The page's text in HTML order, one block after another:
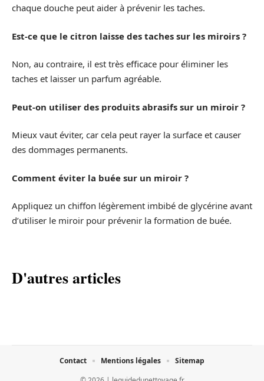
chaque douche peut aider à prévenir les taches.
Est-ce que le citron laisse des taches sur les miroirs ?
Non, au contraire, il est très efficace pour éliminer les
taches et laisser un parfum agréable.
Peut-on utiliser des produits abrasifs sur un miroir ?
Mieux vaut éviter, car cela peut rayer la surface et causer
des dommages permanents.
Comment éviter la buée sur un miroir ?
Appliquez un chiffon légèrement imbibé de glycérine avant
d’utiliser le miroir pour prévenir la formation de buée.
D'autres articles
Contact Mentions légales Sitemap